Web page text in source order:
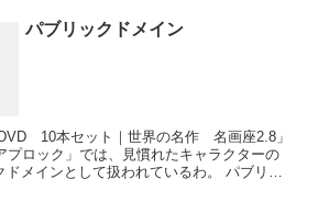
パブリックドメイン
10本セット｜世界の名作 名画座2.8」
プロック」では、見慣れたキャラクターの
インとして扱われているわ。 パブリッ